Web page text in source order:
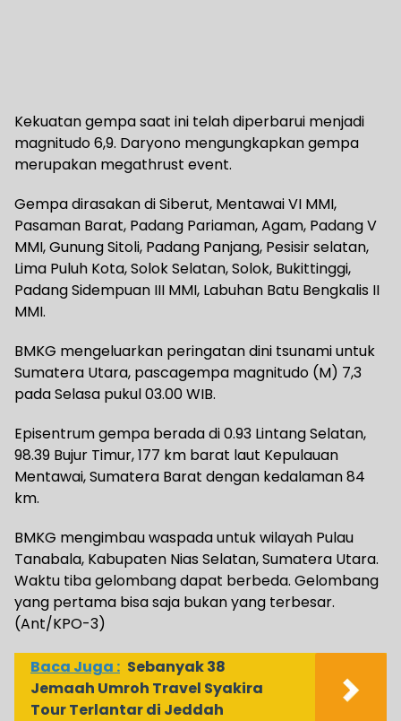
Kekuatan gempa saat ini telah diperbarui menjadi
magnitudo 6,9. Daryono mengungkapkan gempa
merupakan megathrust event.
Gempa dirasakan di Siberut, Mentawai VI MMI,
Pasaman Barat, Padang Pariaman, Agam, Padang V
MMI, Gunung Sitoli, Padang Panjang, Pesisir selatan,
Lima Puluh Kota, Solok Selatan, Solok, Bukittinggi,
Padang Sidempuan III MMI, Labuhan Batu Bengkalis II
MMI.
BMKG mengeluarkan peringatan dini tsunami untuk
Sumatera Utara, pascagempa magnitudo (M) 7,3
pada Selasa pukul 03.00 WIB.
Episentrum gempa berada di 0.93 Lintang Selatan,
98.39 Bujur Timur, 177 km barat laut Kepulauan
Mentawai, Sumatera Barat dengan kedalaman 84
km.
BMKG mengimbau waspada untuk wilayah Pulau
Tanabala, Kabupaten Nias Selatan, Sumatera Utara.
Waktu tiba gelombang dapat berbeda. Gelombang
yang pertama bisa saja bukan yang terbesar.
(Ant/KPO-3)
Baca Juga : Sebanyak 38
Jemaah Umroh Travel Syakira
Tour Terlantar di Jeddah